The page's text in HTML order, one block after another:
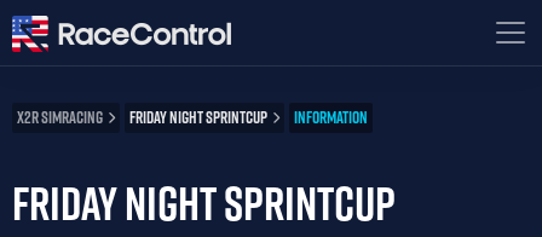
X2R SIMRACING FRIDAY NIGHT SPRINTCUP INFORMATION
FRIDAY NIGHT SPRINTCUP